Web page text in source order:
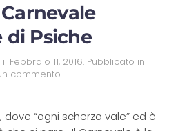
di Psiche
il Febbraio 11, 2016. Pubblicato in
commento
dove “ogni scherzo vale” ed è